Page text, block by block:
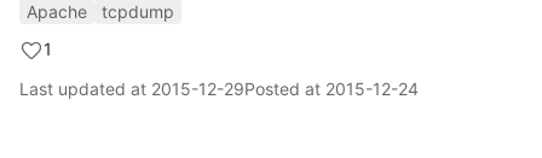
Apache
tcpdump
1
Last updated at 2015-12-29Posted at 2015-12-24